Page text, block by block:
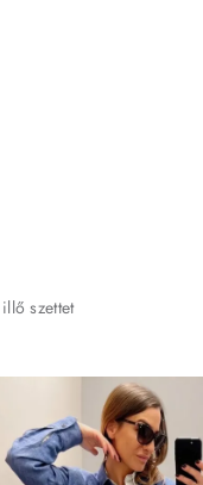
szettet